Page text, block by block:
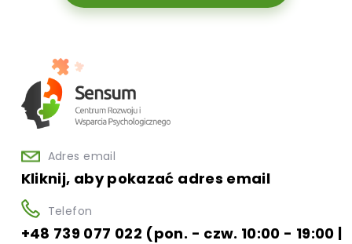
Adres email
Kliknij, aby pokazać adres email
Telefon
+48 739 077 022 (pon. - czw. 10:00 - 19:00 |